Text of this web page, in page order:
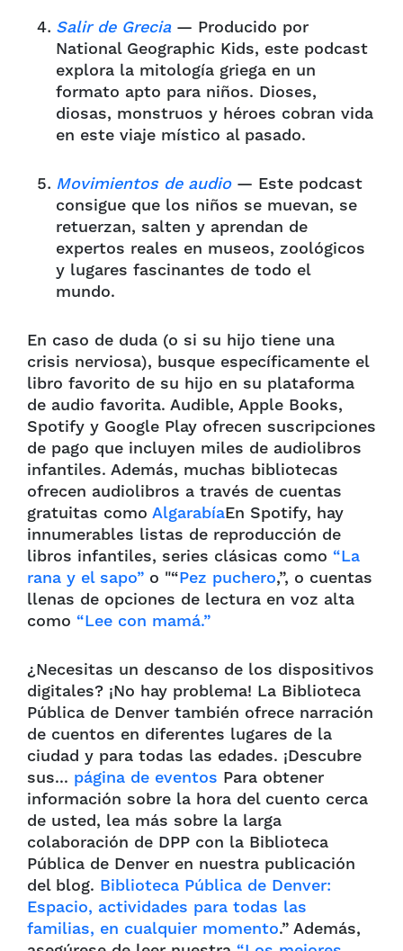
Salir de Grecia— Producido por
National Geographic Kids, este podcast
explora la mitología griega en un
formato apto para niños. Dioses,
diosas, monstruos y héroes cobran vida
en este viaje místico al pasado.
Movimientos de audio— Este podcast
consigue que los niños se muevan, se
retuerzan, salten y aprendan de
expertos reales en museos, zoológicos
y lugares fascinantes de todo el
mundo.
En caso de duda (o si su hijo tiene una
crisis nerviosa), busque específicamente el
libro favorito de su hijo en su plataforma
de audio favorita. Audible, Apple Books,
Spotify y Google Play ofrecen suscripciones
de pago que incluyen miles de audiolibros
infantiles. Además, muchas bibliotecas
ofrecen audiolibros a través de cuentas
gratuitas como AlgarabíaEn Spotify, hay
innumerables listas de reproducción de
libros infantiles, series clásicas como “La
rana y el sapo” o "“Pez puchero,”, o cuentas
llenas de opciones de lectura en voz alta
como “Lee con mamá.”
¿Necesitas un descanso de los dispositivos
digitales? ¡No hay problema! La Biblioteca
Pública de Denver también ofrece narración
de cuentos en diferentes lugares de la
ciudad y para todas las edades. ¡Descubre
sus... página de eventos Para obtener
información sobre la hora del cuento cerca
de usted, lea más sobre la larga
colaboración de DPP con la Biblioteca
Pública de Denver en nuestra publicación
del blog. Biblioteca Pública de Denver:
Espacio, actividades para todas las
familias, en cualquier momento.” Además,